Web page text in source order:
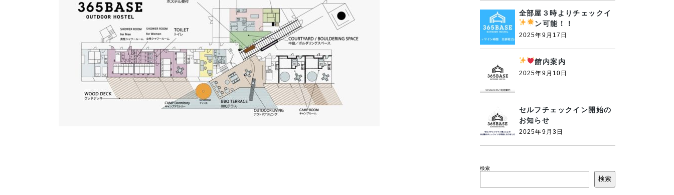
全部屋３時よりチェックイ
ン可能！！
2025年9月17日
館内案内
2025年9月10日
セルフチェックイン開始の
お知らせ
2025年9月3日
検索
検索